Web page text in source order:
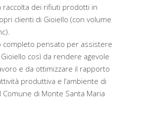
raccolta dei rifiuti prodotti in
clienti di Gioiello (con volume
completo pensato per assistere
così da rendere agevole
e da ottimizzare il rapporto
produttiva e l’ambiente di
Comune di Monte Santa Maria